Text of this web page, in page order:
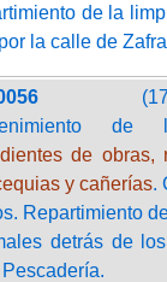
de la
la calle de
(1730/
de obras,
y cañerías.
Repartimiento
detrás de